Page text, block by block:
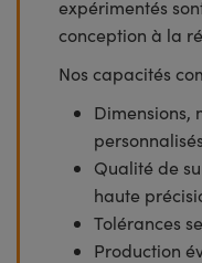
expérimentés
conception à la
Nos capacités
Dimensions,
personnalisés
Qualité de
haute
Tolérances
Production